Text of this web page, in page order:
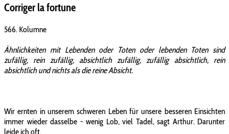
Corriger la fortune
566. Kolumne
Ähnlichkeiten mit Lebenden oder Toten oder lebenden Toten sind
zufällig, rein zufällig, absichtlich zufällig, zufällig absichtlich, rein
absichtlich und nichts als die reine Absicht.
Wir ernten in unserem schweren Leben für unsere besseren Einsichten
immer wieder dasselbe - wenig Lob, viel Tadel, sagt Arthur. Darunter
leide ich oft.